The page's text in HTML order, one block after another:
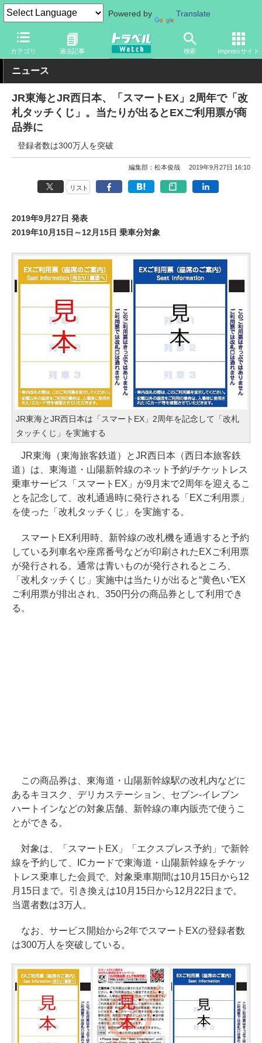
Powered by Translate
カテゴリ 過去記事 検索 Impressサイト
トラベル Watch 企業・政府・官庁 鉄道 JR
ニュース
JR東海とJR西日本、「スマートEX」2周年で「改
札タッチくじ」。当たりが出るとEXご利用票が商
品券に
登録者数は300万人を突破
編集部：松本俊哉 2019年9月27日 16:10
リスト
2019年9月27日 発表
2019年10月15日～12月15日 乗車分対象
JR東海とJR西日本は「スマートEX」2周年を記念して「改札
タッチくじ」を実施する
JR東海（東海旅客鉄道）とJR西日本（西日本旅客鉄
道）は、東海道・山陽新幹線のネット予約/チケットレス
乗車サービス「スマートEX」が9月末で2周年を迎えるこ
とを記念して、改札通過時に発行される「EXご利用票」
を使った「改札タッチくじ」を実施する。
スマートEX利用時、新幹線の改札機を通過すると予約
している列車名や座席番号などが印刷されたEXご利用票
が発行される。通常は青いものが発行されるところ、
「改札タッチくじ」実施中は当たりが出ると“黄色い”EX
ご利用票が排出され、350円分の商品券として利用でき
る。
この商品券は、東海道・山陽新幹線駅の改札内などに
あるキヨスク、デリカステーション、セブン-イレブン
ハートインなどの対象店舗、新幹線の車内販売で使うこ
とができる。
対象は、「スマートEX」「エクスプレス予約」で新幹
線を予約して、ICカードで東海道・山陽新幹線をチケッ
トレス乗車した会員で、対象乗車期間は10月15日から12
月15日まで。引き換えは10月15日から12月22日まで。
当選者数は3万人。
なお、サービス開始から2年でスマートEXの登録者数
は300万人を突破している。